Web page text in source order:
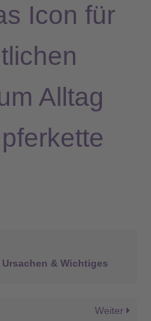
Icon für
Alltag
& Wichtiges
Weiter